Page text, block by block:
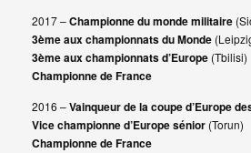
2017 –Championne du monde militaire
3ème aux championnats du Monde
3ème aux championnats d’Europe (Tbilisi)
Championne de France
2016 –Vainqueur de la coupe d’Europe
Vice championne d’Europe sénior (Torun)
Championne de France